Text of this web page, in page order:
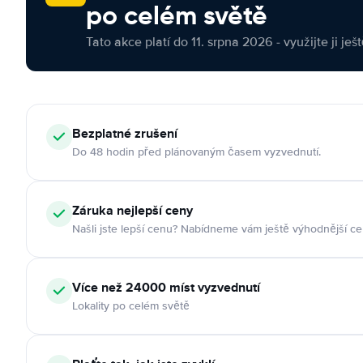
po celém světě
Tato akce platí do 11. srpna 2026 - využijte ji
Bezplatné zrušení
Do 48 hodin před plánovaným časem vyzvednutí.
Záruka nejlepší ceny
Našli jste lepší cenu? Nabídneme vám ještě výhodnější
Více než 24000 míst vyzvednutí
Lokality po celém světě